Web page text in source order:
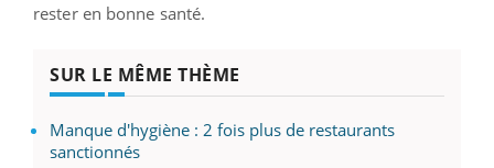
rester en bonne santé.
SUR LE MÊME THÈME
Manque d'hygiène : 2 fois plus de restaurants
sanctionnés